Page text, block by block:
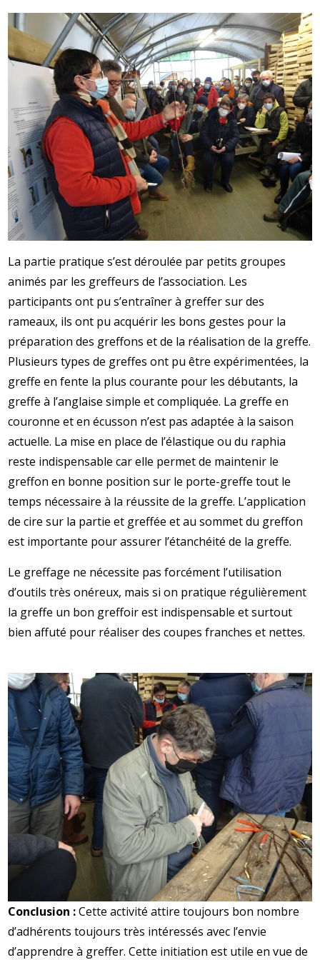
La partie pratique s’est déroulée par petits groupes
animés par les greffeurs de l’association. Les
participants ont pu s’entraîner à greffer sur des
rameaux, ils ont pu acquérir les bons gestes pour la
préparation des greffons et de la réalisation de la greffe.
Plusieurs types de greffes ont pu être expérimentées, la
greffe en fente la plus courante pour les débutants, la
greffe à l’anglaise simple et compliquée. La greffe en
couronne et en écusson n’est pas adaptée à la saison
actuelle. La mise en place de l’élastique ou du raphia
reste indispensable car elle permet de maintenir le
greffon en bonne position sur le porte-greffe tout le
temps nécessaire à la réussite de la greffe. L’application
de cire sur la partie et greffée et au sommet du greffon
est importante pour assurer l’étanchéité de la greffe.
Le greffage ne nécessite pas forcément l’utilisation
d’outils très onéreux, mais si on pratique régulièrement
la greffe un bon greffoir est indispensable et surtout
bien affuté pour réaliser des coupes franches et nettes.
Conclusion :Cette activité attire toujours bon nombre
d’adhérents toujours très intéressés avec l’envie
d’apprendre à greffer. Cette initiation est utile en vue de